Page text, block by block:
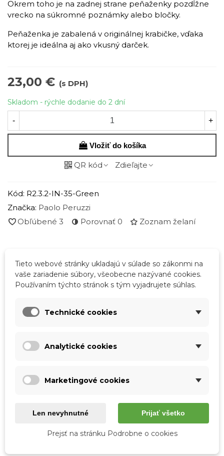
Okrem toho je na zadnej strane peňaženky pozdĺžne
vrecko na súkromné poznámky alebo bločky.
Peňaženka je zabalená v originálnej krabičke, vďaka
ktorej je ideálna aj ako vkusný darček.
23,00 € (s DPH)
Skladom - rýchle dodanie do 2 dní
- +
Vložiť do košíka
QR kód Zdieľajte
Kód: R2.3.2-IN-35-Green
Značka: Paolo Peruzzi
Obľúbené 3 Porovnať 0 Zoznam želaní
Popis
Rozmery:
- Hĺbka 3 cm
Podrobnosti o produkte
Tabuľka vlastností
Zelená
Tieto webové stránky ukladajú v súlade so zákonmi na
vaše zariadenie súbory, všeobecne nazývané cookies.
Používaním týchto stránok s tým vyjadrujete súhlas.
Technické cookies
Analytické cookies
Marketingové cookies
Len nevyhnutné Prijať všetko
Prejsť na stránku Podrobne o cookies